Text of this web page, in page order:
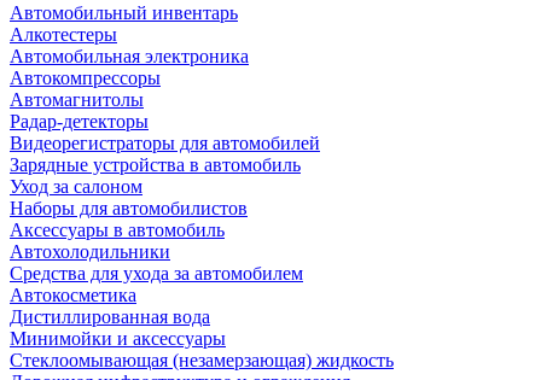
Автомобильный инвентарь
Алкотестеры
Автомобильная электроника
Автокомпрессоры
Автомагнитолы
Радар-детекторы
Видеорегистраторы для автомобилей
Зарядные устройства в автомобиль
Уход за салоном
Наборы для автомобилистов
Аксессуары в автомобиль
Автохолодильники
Средства для ухода за автомобилем
Автокосметика
Дистиллированная вода
Минимойки и аксессуары
Стеклоомывающая (незамерзающая) жидкость